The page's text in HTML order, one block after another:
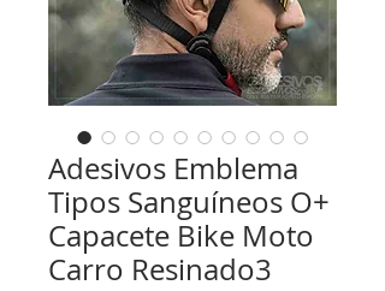
Adesivos Emblema
Tipos Sanguíneos O+
Capacete Bike Moto
Carro Resinado3